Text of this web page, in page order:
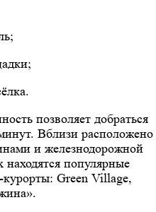
позволяет добраться
Вблизи расположено
и железнодорожной
популярные
Green Village,